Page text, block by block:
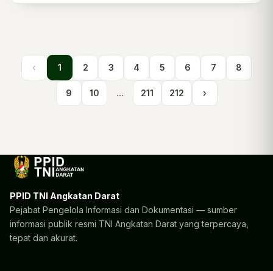
‹ 1 2 3 4 5 6 7 8
9 10 ... 211 212 ›
PPID TNI Angkatan Darat
Pejabat Pengelola Informasi dan Dokumentasi — sumber
informasi publik resmi TNI Angkatan Darat yang terpercaya,
tepat dan akurat.